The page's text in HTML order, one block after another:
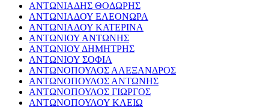
ΑΝΤΩΝΙΑΔΗΣ ΘΟΔΩΡΗΣ
ΑΝΤΩΝΙΑΔΟΥ ΕΛΕΟΝΩΡΑ
ΑΝΤΩΝΙΑΔΟΥ ΚΑΤΕΡΙΝΑ
ΑΝΤΩΝΙΟΥ ΑΝΤΩΝΗΣ
ΑΝΤΩΝΙΟΥ ΔΗΜΗΤΡΗΣ
ΑΝΤΩΝΙΟΥ ΣΟΦΙΑ
ΑΝΤΩΝΟΠΟΥΛΟΣ ΑΛΕΞΑΝΔΡΟΣ
ΑΝΤΩΝΟΠΟΥΛΟΣ ΑΝΤΩΝΗΣ
ΑΝΤΩΝΟΠΟΥΛΟΣ ΓΙΩΡΓΟΣ
ΑΝΤΩΝΟΠΟΥΛΟΥ ΚΛΕΙΩ